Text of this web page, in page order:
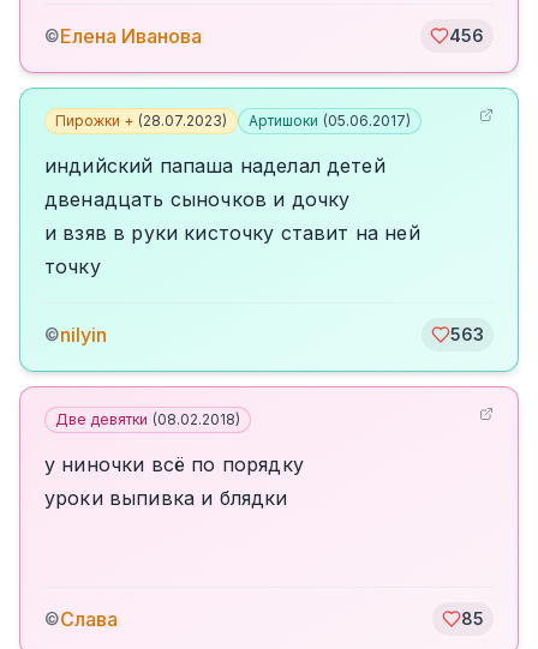
©Елена Иванова 456
Пирожки + (28.07.2023) Артишоки (05.06.2017)
индийский папаша наделал детей
двенадцать сыночков и дочку
и взяв в руки кисточку ставит на ней
точку
©nilyin 563
Две девятки (08.02.2018)
у ниночки всё по порядку
уроки выпивка и блядки
©Слава 85